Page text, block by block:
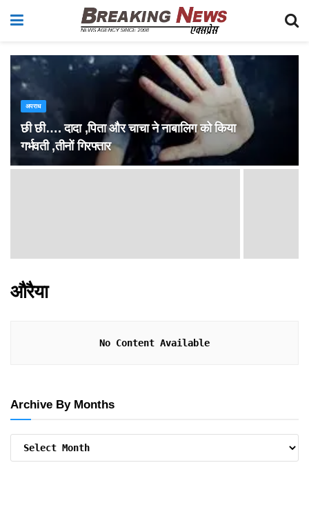
अपराध
छी छी…. दादा ,पिता और चाचा ने नाबालिग को किया
गर्भवती ,तीनों गिरफ्तार
औरैया
No Content Available
Archive By Months